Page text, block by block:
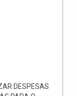
DESPESAS